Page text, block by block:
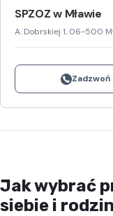
SPZOZ w Mławie
A. Dobrskiej 1, 06-500
Zadzwoń
Jak wybrać
siebie i